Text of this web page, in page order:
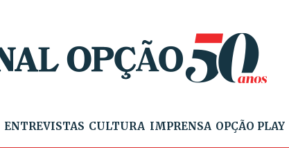
ENTREVISTAS CULTURA IMPRENSA OPÇÃO PLAY